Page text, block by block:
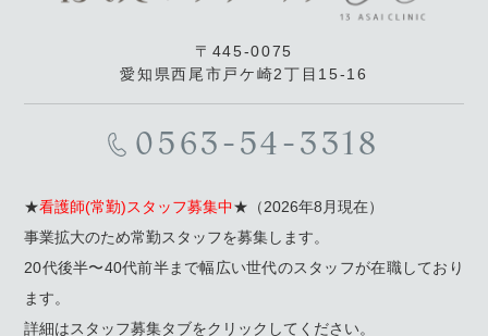
〒445-0075
愛知県西尾市戸ケ崎2丁目15-16
0563-54-3318
★看護師(常勤)スタッフ募集中★（2026年8月現在）
事業拡大のため常勤スタッフを募集します。
20代後半〜40代前半まで幅広い世代のスタッフが在職しており
ます。
詳細はスタッフ募集タブをクリックしてください。